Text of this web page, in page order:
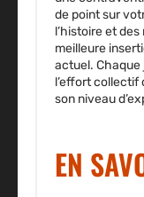
de point sur
l’histoire et
meilleure
actuel.
l’effort
son niveau
EN